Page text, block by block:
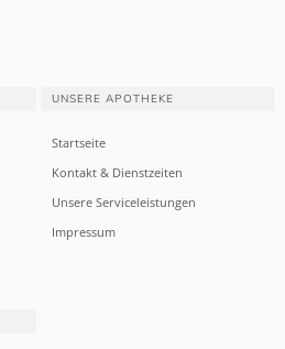
UNSERE APOTHEKE
Startseite
Kontakt & Dienstzeiten
Unsere Serviceleistungen
Impressum